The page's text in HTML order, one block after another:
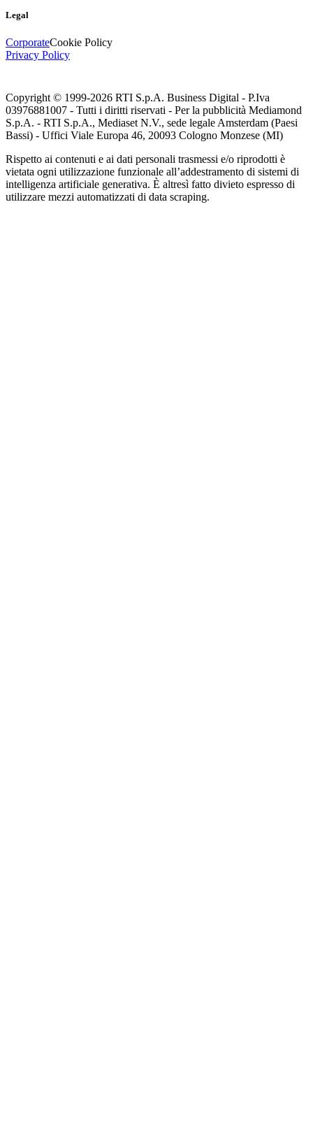
Legal
CorporateCookie Policy
Privacy Policy
Copyright © 1999-2026 RTI S.p.A. Business Digital - P.Iva
03976881007 - Tutti i diritti riservati - Per la pubblicità Mediamond
S.p.A. - RTI S.p.A., Mediaset N.V., sede legale Amsterdam (Paesi
Bassi) - Uffici Viale Europa 46, 20093 Cologno Monzese (MI)
Rispetto ai contenuti e ai dati personali trasmessi e/o riprodotti è
vietata ogni utilizzazione funzionale all’addestramento di sistemi di
intelligenza artificiale generativa. È altresì fatto divieto espresso di
utilizzare mezzi automatizzati di data scraping.